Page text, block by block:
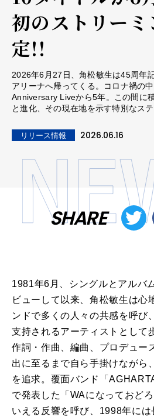
初のストリー
定!!
2026年6月27日、角松敏生は45周年
アリーナへ帰ってくる。コロナ禍の
Anniversary Liveから5年。この間に
と進化、その現在地を示す特別なス
リリース情報 2026.06.16
SHARE
1981年6月、シングルとアルバ
ビューして以来、角松敏生は心
ンドで多くの人々の共感を呼び
支持されるアーティストとして
作詞・作曲、編曲、プロデュー
出に至るまで自ら手掛けながら
を追求。覆面バンド「
で発表した「WAになっておど
いえる反響を呼び、1998年に